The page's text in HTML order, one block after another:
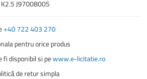
J97008005
+40 722 403 270
pentru orice produs
fi disponibil si pewww.e-licitatie.ro
de retur simpla